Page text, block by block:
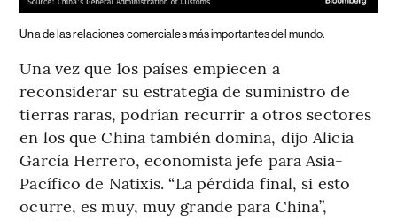
Una de las relaciones comerciales más importantes del mundo.
Una vez que los países empiecen a
reconsiderar su estrategia de suministro de
tierras raras, podrían recurrir a otros sectores
en los que China también domina, dijo Alicia
García Herrero, economista jefe para Asia-
Pacífico de Natixis. “La pérdida final, si esto
ocurre, es muy, muy grande para China”,